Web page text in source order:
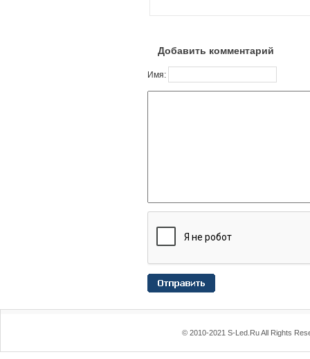
Добавить комментарий
Имя:
© 2010-2021 S-Led.Ru All Rights